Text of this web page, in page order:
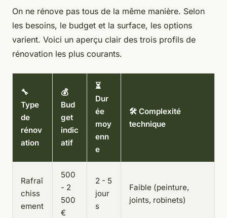
On ne rénove pas tous de la même manière. Selon
les besoins, le budget et la surface, les options
varient. Voici un aperçu clair des trois profils de
rénovation les plus courants.
🔧
Type
de
rénov
ation
💰
Bud
get
indic
atif
⏳
Dur
ée
moy
enn
e
🛠️ Complexité
technique
Rafraî
chiss
ement
500
- 2
500
€
2 - 5
jour
s
Faible (peinture,
joints, robinets)